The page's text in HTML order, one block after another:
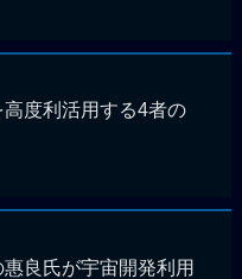
高度利活用する4者の
良氏が宇宙開発利用